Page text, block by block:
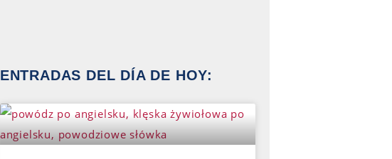
ENTRADAS DEL DÍA DE HOY: